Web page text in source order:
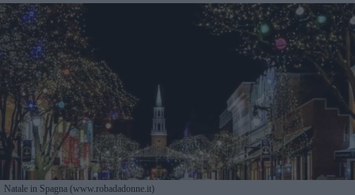
Natale in Spagna (www.robadadonne.it)